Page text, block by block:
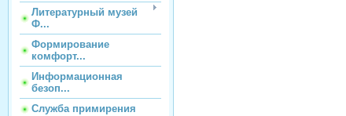
Литературный музей
Ф...
Формирование
комфорт...
Информационная
безоп...
Служба примирения